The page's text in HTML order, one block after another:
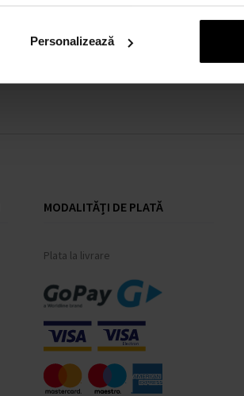
Personalizează
MODALITĂȚI DE PLATĂ
Plata la livrare